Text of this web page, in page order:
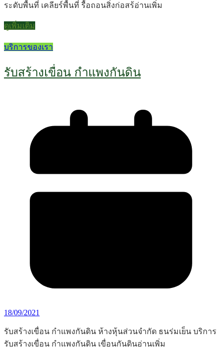
ระดับพื้นที่ เคลียร์พื้นที่ รื้อถอนสิ่งก่อสร้อ่านเพิ่ม
ดูเพิ่มเติม
บริการของเรา
รับสร้างเขื่อน กำแพงกันดิน
18/09/2021
รับสร้างเขื่อน กำแพงกันดิน ห้างหุ้นส่วนจำกัด ธนร่มเย็น บริการ
รับสร้างเขื่อน กำแพงกันดิน เขื่อนกันดินอ่านเพิ่ม